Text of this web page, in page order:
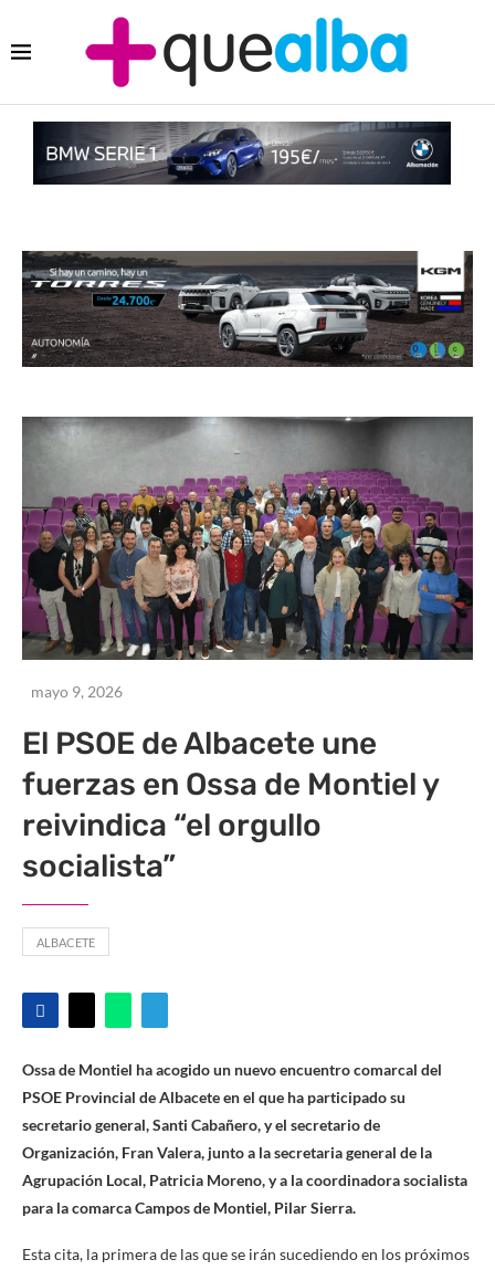
mayo 9, 2026
El PSOE de Albacete une
fuerzas en Ossa de Montiel y
reivindica “el orgullo
socialista”
ALBACETE
Ossa de Montiel ha acogido un nuevo encuentro comarcal del
PSOE Provincial de Albacete en el que ha participado su
secretario general, Santi Cabañero, y el secretario de
Organización, Fran Valera, junto a la secretaria general de la
Agrupación Local, Patricia Moreno, y a la coordinadora socialista
para la comarca Campos de Montiel, Pilar Sierra.
Esta cita, la primera de las que se irán sucediendo en los próximos